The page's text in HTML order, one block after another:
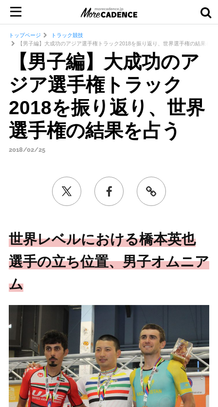
トップページ
トラック競技
【男子編】大成功のアジア選手権トラック2018を振り返り、世界選手権の結果を占
【男子編】大成功のア
ジア選手権トラック
2018を振り返り、世界
選手権の結果を占う
2018/02/25
世界レベルにおける橋本英也
選手の立ち位置、男子オムニア
ム